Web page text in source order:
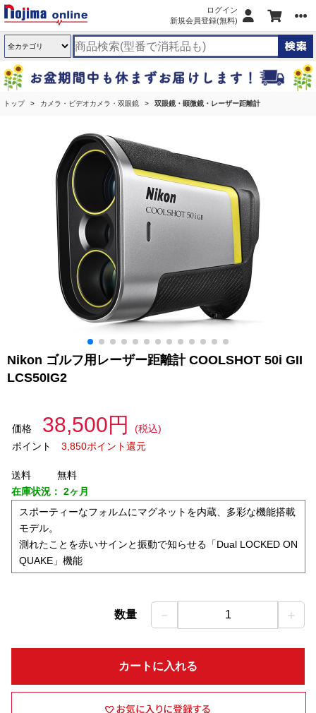
ログイン
新規会員登録(無料)
トップ カメラ・ビデオカメラ・双眼鏡 双眼鏡・顕微鏡・レーザー距離計
Nikon ゴルフ用レーザー距離計 COOLSHOT 50i GII
LCS50IG2
価格 38,500円
(税込)
ポイント
3,850ポイント還元
送料
無料
在庫状況： 2ヶ月
スポーティーなフォルムにマグネットを内蔵、多彩な機能搭載
モデル。
測れたことを赤いサインと振動で知らせる「Dual LOCKED ON
QUAKE」機能
数量 － 1 ＋
カートに入れる